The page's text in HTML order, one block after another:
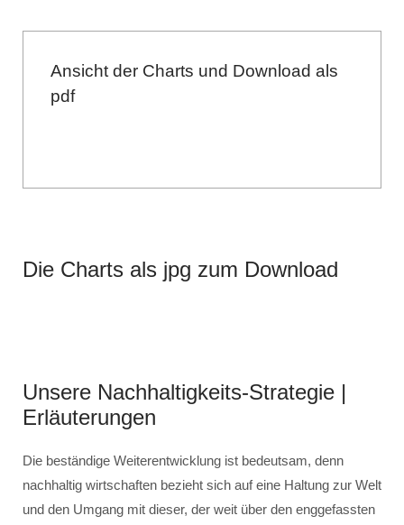
Ansicht der Charts und Download als
pdf
Die Charts als jpg zum Download
Unsere Nachhaltigkeits-Strategie |
Erläuterungen
Die beständige Weiterentwicklung ist bedeutsam, denn
nachhaltig wirtschaften bezieht sich auf eine Haltung zur Welt
und den Umgang mit dieser, der weit über den enggefassten